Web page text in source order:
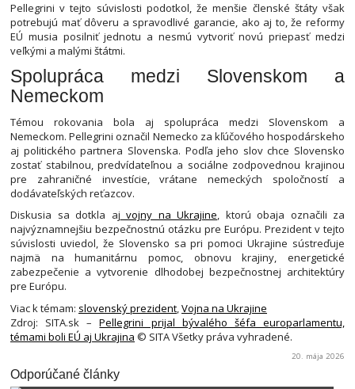
Pellegrini v tejto súvislosti podotkol, že menšie členské štáty však
potrebujú mať dôveru a spravodlivé garancie, ako aj to, že reformy
EÚ musia posilniť jednotu a nesmú vytvoriť novú priepasť medzi
veľkými a malými štátmi.
Spolupráca medzi Slovenskom a
Nemeckom
Témou rokovania bola aj spolupráca medzi Slovenskom a
Nemeckom. Pellegrini označil Nemecko za kľúčového hospodárskeho
aj politického partnera Slovenska. Podľa jeho slov chce Slovensko
zostať stabilnou, predvídateľnou a sociálne zodpovednou krajinou
pre zahraničné investície, vrátane nemeckých spoločností a
dodávateľských reťazcov.
Diskusia sa dotkla aj vojny na Ukrajine, ktorú obaja označili za
najvýznamnejšiu bezpečnostnú otázku pre Európu. Prezident v tejto
súvislosti uviedol, že Slovensko sa pri pomoci Ukrajine sústreďuje
najmä na humanitárnu pomoc, obnovu krajiny, energetické
zabezpečenie a vytvorenie dlhodobej bezpečnostnej architektúry
pre Európu.
Viac k témam: slovenský prezident,Vojna na Ukrajine
Zdroj: SITA.sk –Pellegrini prijal bývalého šéfa europarlamentu,
témami boli EÚ aj Ukrajina © SITA Všetky práva vyhradené.
20. mája 2026
Odporúčané články